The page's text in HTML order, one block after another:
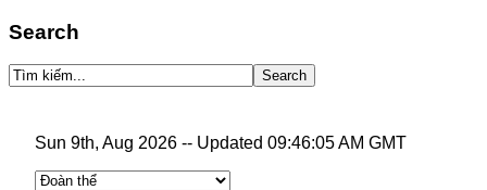
Search
Sun 9th, Aug 2026 -- Updated 09:46:05 AM GMT